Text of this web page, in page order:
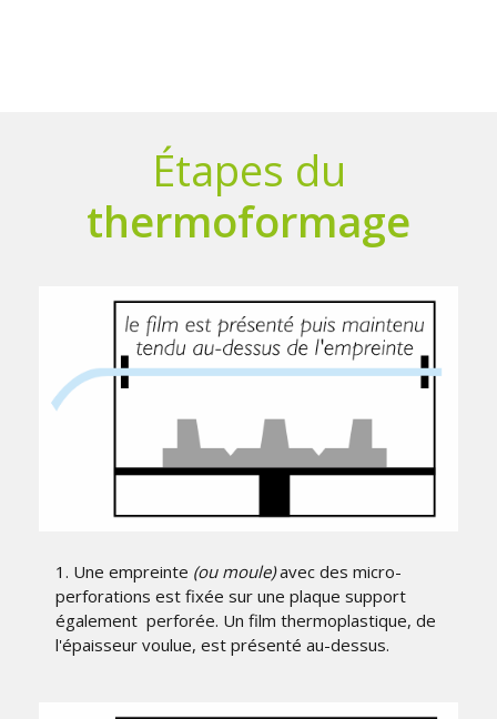
Étapes du
thermoformage
1. Une empreinte (ou moule)avec des micro-
perforations est fixée sur une plaque support
également perforée. Un film thermoplastique, de
l'épaisseur voulue, est présenté au-dessus.